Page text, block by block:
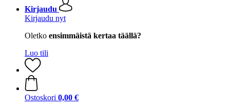
Kirjaudu
Kirjaudu nyt
Oletko ensimmäistä kertaa täällä?
Luo tili
Ostoskori 0,00 €